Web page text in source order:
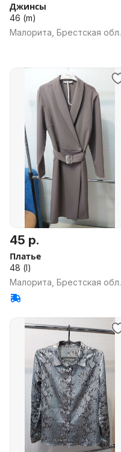
Джинсы
46 (m)
Малорита, Брестская обл.
45 р.
Платье
48 (l)
Малорита, Брестская обл.